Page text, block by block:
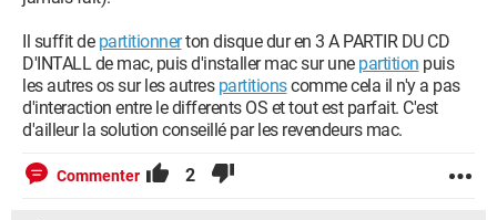
Il suffit de partitionnerton disque dur en 3 A PARTIR DU CD
D'INTALL de mac, puis d'installer mac sur une partition puis
les autres os sur les autres partitionscomme cela il n'y a pas
d'interaction entre le differents OS et tout est parfait. C'est
d'ailleur la solution conseillé par les revendeurs mac.
Commenter 2